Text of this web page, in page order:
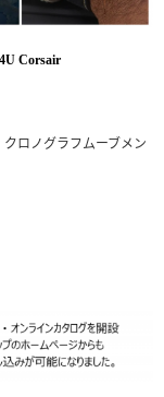
Corsair
ロノグラフムーブメン